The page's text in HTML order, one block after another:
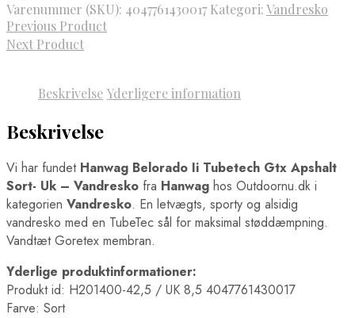
Varenummer (SKU): 4047761430017 Kategori:Vandresko
Previous Product
Next Product
Beskrivelse Yderligere information
Beskrivelse
Vi har fundet Hanwag Belorado Ii Tubetech Gtx Apshalt
Sort- Uk – Vandresko fra Hanwag hos Outdoornu.dk i
kategorien Vandresko. En letvægts, sporty og alsidig
vandresko med en TubeTec sål for maksimal støddæmpning.
Vandtæt Goretex membran.
Yderlige produktinformationer:
Produkt id: H201400-42,5 / UK 8,5 4047761430017
Farve: Sort